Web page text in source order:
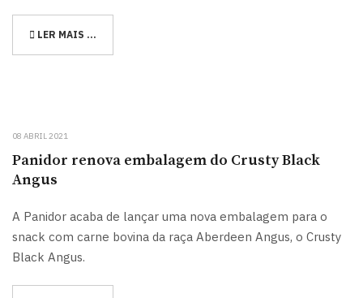
LER MAIS …
08 ABRIL 2021
Panidor renova embalagem do Crusty Black
Angus
A Panidor acaba de lançar uma nova embalagem para o
snack com carne bovina da raça Aberdeen Angus, o Crusty
Black Angus.